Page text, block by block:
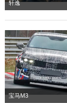
轩逸
宝马M3